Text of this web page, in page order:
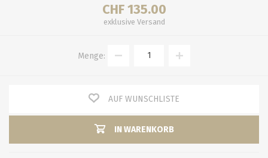
CHF 135.00
exklusive Versand
Menge:
AUF WUNSCHLISTE
IN WARENKORB